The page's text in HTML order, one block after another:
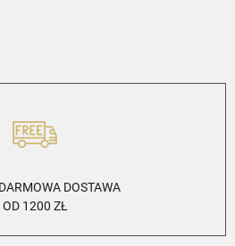
DOSTAWA
OD 1200 ZŁ